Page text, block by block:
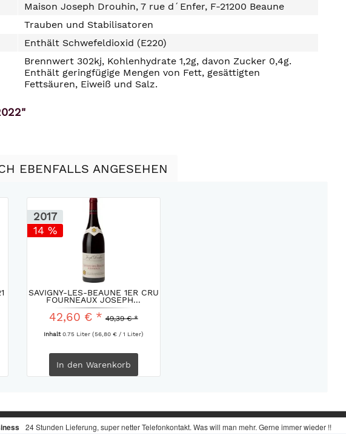
Maison Joseph Drouhin, 7 rue d´Enfer, F-21200 Beaune
Trauben und Stabilisatoren
Enthält Schwefeldioxid (E220)
Brennwert 302kj, Kohlenhydrate 1,2g, davon Zucker 0,4g.
Enthält geringfügige Mengen von Fett, gesättigten
Fettsäuren, Eiweiß und Salz.
EBENFALLS ANGESEHEN
2017
14 %
SAVIGNY-LES-BEAUNE 1ER CRU
FOURNEAUX JOSEPH...
42,60 € * 49,39 € *
Inhalt0.75 Liter (56,80 € / 1 Liter)
In den Warenkorb